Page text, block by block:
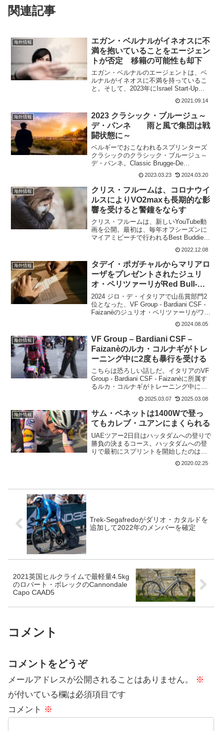
関連記事
海外情報
エガン・ベルナルがイネオスに不
満を抱いていることをエージェン
トが否定 移籍の可能性も却下
エガン・ベルナルのエージェントは、ベ
ルナルがイネオスに不満を持っているこ
と。そして、2023年にIsrael Start-Up
Nationに移籍するために、長期契約を破
棄するというニュースを否定した。何
故、エガン・ベルナルがイネオスに不
満...
2021.09.14
海外情報
2023 クラシック・ブルージュ～
デ・パンネ 雨と風で集団は戦
闘状態に～
ベルギーでおこなわれるスプリンターズ
クラシックのクラシック・ブルージュ～
デ・パンネ。Classic Brugge-De
Panne(1.UWT)レースタイトルはスポンサ
ーの関係で毎年のように変わっている。
2017年までは、ブルッヘ〜デパンヌ...
2023.03.23 2024.03.20
海外情報
クリス・フルームは、コロナウイ
ルスによりVO2maxも長期的な影
響を受けると警鐘をならす
クリス・フルームは、新しいYouTube動
画を公開。最初は、毎年オフシーズンに
マイアミビーチで行われるBest Buddies
Challenge参加の様子を見せてくれてい
る。今年は、INEOS Grenadiersのダニエ
ル・マルティネス...
2022.12.08
海外情報
タデイ・ポガチャルからマリアロ
ーザをプレゼントされたジュリ
オ・ペリツァーリがRed Bull-
BORA-hansgroheに
2024 ジロ・デ・イタリアで山岳賞部門2
位となった、VF Group - Bardiani CSF -
Faizanèのジュリオ・ペリツァーリがワー
ルドツアーに進出だ。向かうは、Red
Bull-BORA-hansgroheだ。将来のエー...
2024.08.05
海外情報
VF Group – Bardiani CSF –
Faizanèのルカ・コルナギがトレ
ーニング中に2度も暴行を受ける
こちらは恐ろしい話しだ。イタリアのVF
Group - Bardiani CSF - Faizanèに所属す
るルカ・コルナギがトレーニング中にモ
トバイクに乗った暴漢に襲われている。
ルカ・コルナギの場合、二度も襲われて
おりケガまでしている。他...
2025.03.07 2025.03.08
海外情報
サム・ベネットは1400Wで登っ
てもカレブ・ユアンにまくられる
UAEツアー2日目はハッタダムへの登りで
勝負の決まるコース。ハッタダムへの登
りで最初にスプリントを開始したのは、
サム・ベネット。1車身ほど離されてカレ
ブ・ユアンが追走。すぐにサム・ベネッ
2020.02.25
Trek-Segafredoがダリオ・カタルドを
追加して2022年のメンバーを確定
2021英国ヒルクライムで最軽量4.5kg
のロバート・ボレックのCannondale
Capo CAAD5
コメント
コメントをどうぞ
メールアドレスが公開されることはありません。
※
が付いている欄は必須項目です
コメント ※